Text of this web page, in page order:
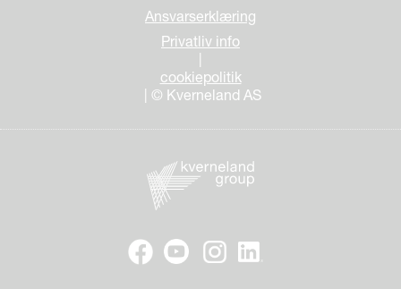
Ansvarserklæring
Privatliv info
|
cookiepolitik
| © Kverneland AS